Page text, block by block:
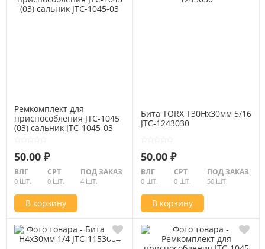
Ремкомплект для
приспособления JTC-1045
(03) сальник JTC-1045-03
50.00 ₽
ВЛГ
0 ШТ.
СРТ
0 ШТ.
ПОД ЗАКАЗ
4 ШТ.
В корзину
Бита TORX Т30Hх30мм 5/16
JTC-1243030
50.00 ₽
ВЛГ
0 ШТ.
СРТ
0 ШТ.
ПОД ЗАКАЗ
50 ШТ.
В корзину